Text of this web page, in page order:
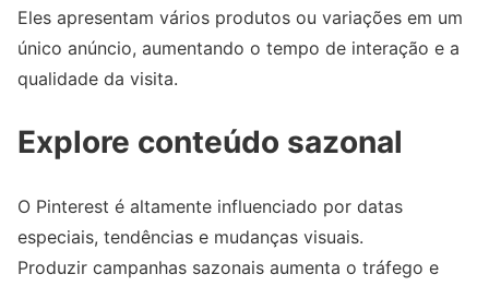
Eles apresentam vários produtos ou variações em um
único anúncio, aumentando o tempo de interação e a
qualidade da visita.
Explore conteúdo sazonal
O Pinterest é altamente influenciado por datas
especiais, tendências e mudanças visuais.
Produzir campanhas sazonais aumenta o tráfego e